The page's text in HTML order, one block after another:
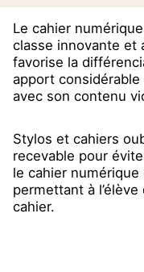
Le cahier
classe innovante et
favorise la
apport considérable
avec son contenu
Stylos et cahiers
recevable pour
le cahier
permettant à
cahier.